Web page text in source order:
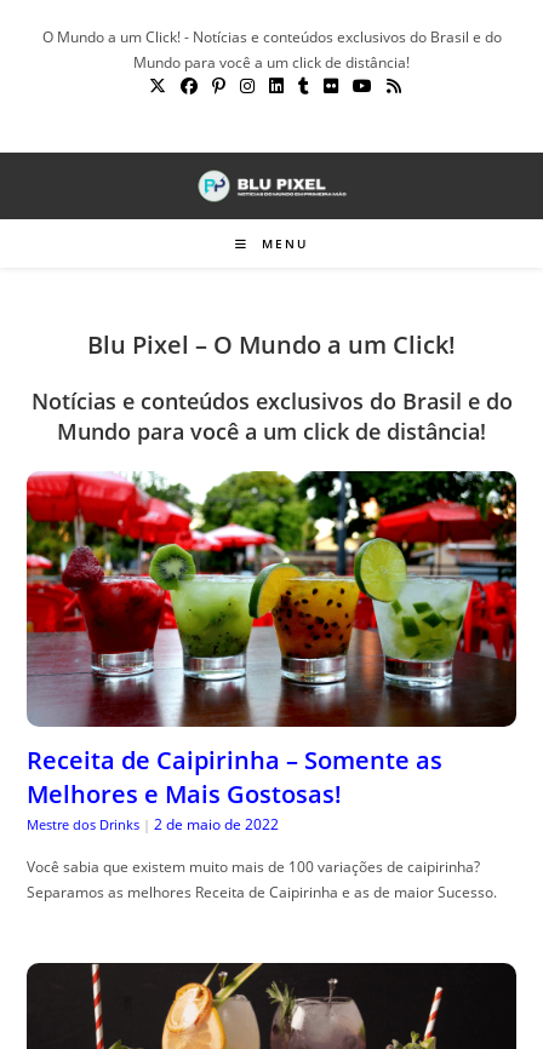
O Mundo a um Click! - Notícias e conteúdos exclusivos do Brasil e do
Mundo para você a um click de distância!
MENU
Blu Pixel – O Mundo a um Click!
Notícias e conteúdos exclusivos do Brasil e do
Mundo para você a um click de distância!
Receita de Caipirinha – Somente as
Melhores e Mais Gostosas!
Mestre dos Drinks | 2 de maio de 2022
Você sabia que existem muito mais de 100 variações de caipirinha?
Separamos as melhores Receita de Caipirinha e as de maior Sucesso.